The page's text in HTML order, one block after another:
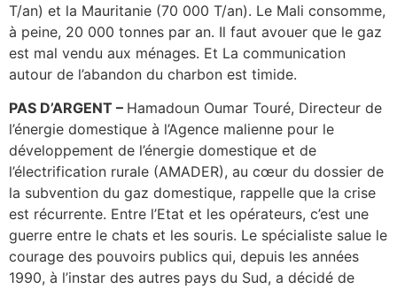
T/an) et la Mauritanie (70 000 T/an). Le Mali consomme,
à peine, 20 000 tonnes par an. Il faut avouer que le gaz
est mal vendu aux ménages. Et La communication
autour de l’abandon du charbon est timide.
PAS D’ARGENT – Hamadoun Oumar Touré, Directeur de
l’énergie domestique à l’Agence malienne pour le
développement de l’énergie domestique et de
l’électrification rurale (AMADER), au cœur du dossier de
la subvention du gaz domestique, rappelle que la crise
est récurrente. Entre l’Etat et les opérateurs, c’est une
guerre entre le chats et les souris. Le spécialiste salue le
courage des pouvoirs publics qui, depuis les années
1990, à l’instar des autres pays du Sud, a décidé de